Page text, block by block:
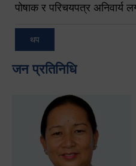
पोषाक र परिचयपत्र अनिवार्य
थप
जन प्रतिनिधि